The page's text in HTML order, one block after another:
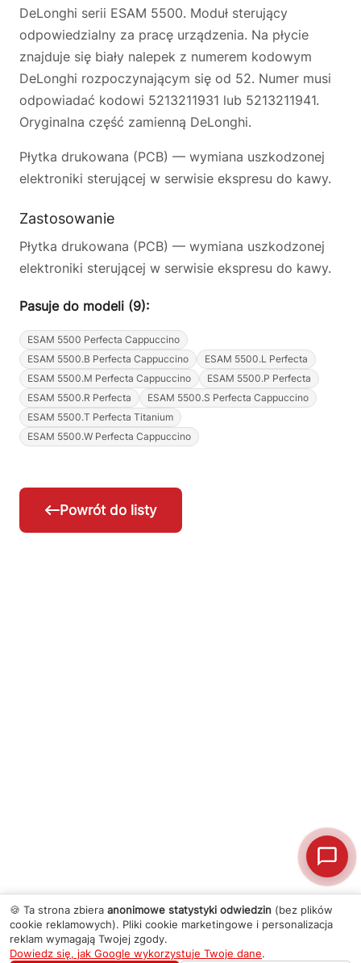
DeLonghi serii ESAM 5500. Moduł sterujący
odpowiedzialny za pracę urządzenia. Na płycie
znajduje się biały nalepek z numerem kodowym
DeLonghi rozpoczynającym się od 52. Numer musi
odpowiadać kodowi 5213211931 lub 5213211941.
Oryginalna część zamienną DeLonghi.
Płytka drukowana (PCB) — wymiana uszkodzonej
elektroniki sterującej w serwisie ekspresu do kawy.
Zastosowanie
Płytka drukowana (PCB) — wymiana uszkodzonej
elektroniki sterującej w serwisie ekspresu do kawy.
Pasuje do modeli (9):
ESAM 5500 Perfecta Cappuccino
ESAM 5500.B Perfecta Cappuccino
ESAM 5500.L Perfecta
ESAM 5500.M Perfecta Cappuccino
ESAM 5500.P Perfecta
ESAM 5500.R Perfecta
ESAM 5500.S Perfecta Cappuccino
ESAM 5500.T Perfecta Titanium
ESAM 5500.W Perfecta Cappuccino
Powrót do listy
🍪 Ta strona zbiera anonimowe statystyki odwiedzin (bez plików
cookie reklamowych). Pliki cookie marketingowe i personalizacja
reklam wymagają Twojej zgody.
Dowiedz się, jak Google wykorzystuje Twoje dane.